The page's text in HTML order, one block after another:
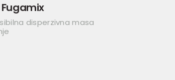
Fugamix
disperzivna masa